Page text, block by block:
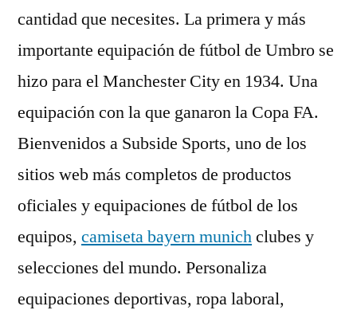
cantidad que necesites. La primera y más
importante equipación de fútbol de Umbro se
hizo para el Manchester City en 1934. Una
equipación con la que ganaron la Copa FA.
Bienvenidos a Subside Sports, uno de los
sitios web más completos de productos
oficiales y equipaciones de fútbol de los
equipos, camiseta bayern munichclubes y
selecciones del mundo. Personaliza
equipaciones deportivas, ropa laboral,